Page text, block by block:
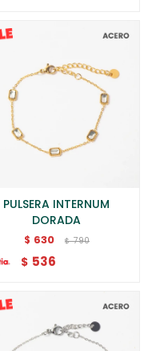
PULSERA INTERNUM
DORADA
$ 630 $ 790
$ 536